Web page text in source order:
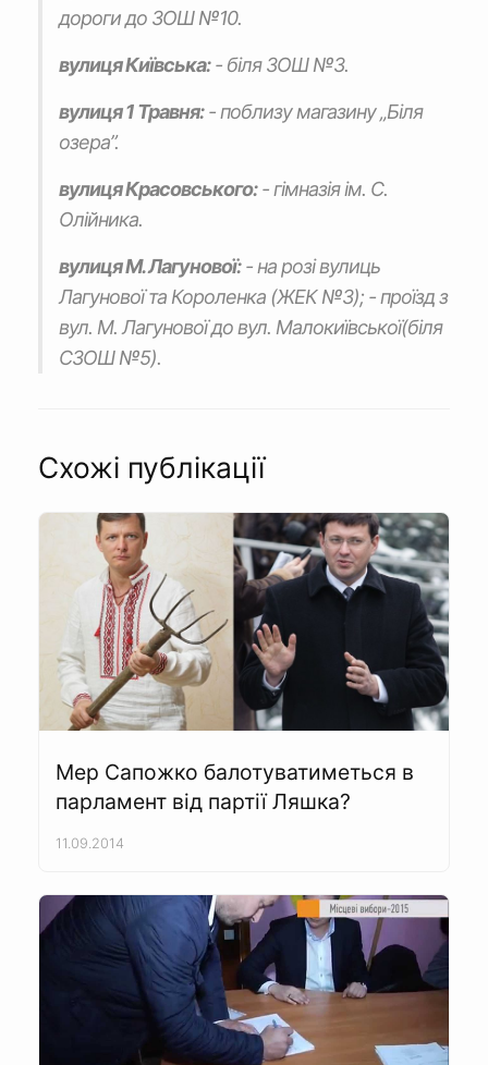
дороги до ЗОШ №10.
вулиця Київська:- біля ЗОШ №3.
вулиця 1 Травня:- поблизу магазину „Біля
озера”.
вулиця Красовського:- гімназія ім. С.
Олійника.
вулиця М. Лагунової:- на розі вулиць
Лагунової та Короленка (ЖЕК №3); - проїзд з
вул. М. Лагунової до вул. Малокиївської(біля
СЗОШ №5).
Схожі публікації
Мер Сапожко балотуватиметься в
парламент від партії Ляшка?
11.09.2014